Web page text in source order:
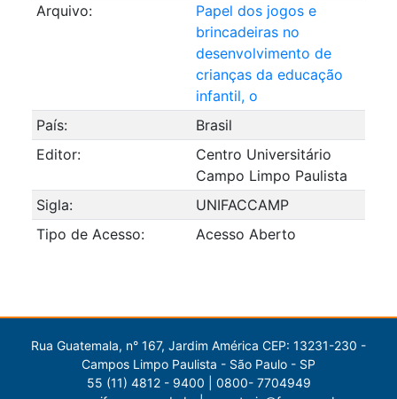
Arquivo:
Papel dos jogos e
brincadeiras no
desenvolvimento de
crianças da educação
infantil, o
País:
Brasil
Editor:
Centro Universitário
Campo Limpo Paulista
Sigla:
UNIFACCAMP
Tipo de Acesso:
Acesso Aberto
Rua Guatemala, n° 167, Jardim América CEP: 13231-230 -
Campos Limpo Paulista - São Paulo - SP
55 (11) 4812 - 9400 | 0800- 7704949